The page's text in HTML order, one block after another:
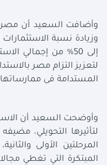
وأضافت السعيد أن مصر
لتعزيز التزام مصر
المستدامة فى ممارساتها
وأوضحت السعيد أن
المرحلتين الأولى
المبتكرة التي تغطي